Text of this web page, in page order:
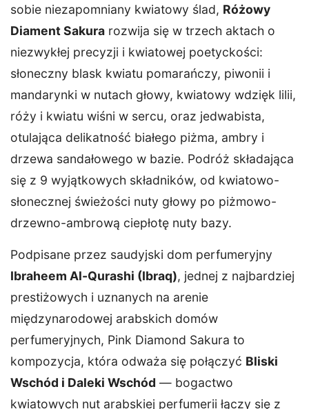
sobie niezapomniany kwiatowy ślad, Różowy
Diament Sakura rozwija się w trzech aktach o
niezwykłej precyzji i kwiatowej poetyckości:
słoneczny blask kwiatu pomarańczy, piwonii i
mandarynki w nutach głowy, kwiatowy wdzięk lilii,
róży i kwiatu wiśni w sercu, oraz jedwabista,
otulająca delikatność białego piżma, ambry i
drzewa sandałowego w bazie. Podróż składająca
się z 9 wyjątkowych składników, od kwiatowo-
słonecznej świeżości nuty głowy po piżmowo-
drzewno-ambrową ciepłotę nuty bazy.
Podpisane przez saudyjski dom perfumeryjny
Ibraheem Al-Qurashi (Ibraq), jednej z najbardziej
prestiżowych i uznanych na arenie
międzynarodowej arabskich domów
perfumeryjnych, Pink Diamond Sakura to
kompozycja, która odważa się połączyć Bliski
Wschód i Daleki Wschód — bogactwo
kwiatowych nut arabskiej perfumerii łączy się z